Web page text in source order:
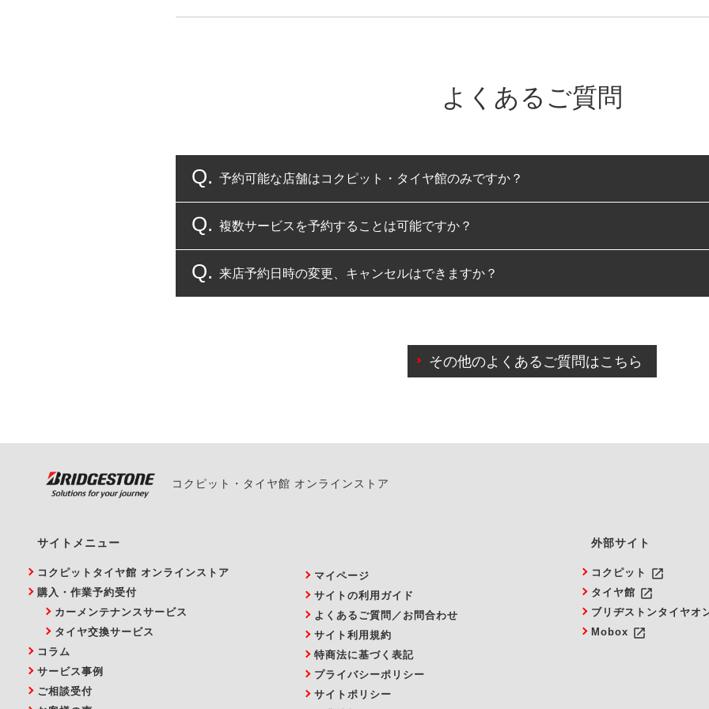
よくあるご質問
予約可能な店舗はコクピット・タイヤ館のみですか？
コクピット・タイヤ館のみとなります。
複数サービスを予約することは可能ですか？
複数サービスのご予約は可能です。
来店予約日時の変更、キャンセルはできますか？
また、やむを得ない事由によりご予約のキャンセルをご希望の際は、直接ご予約いた
その他のよくあるご質問はこちら
コクピット・タイヤ館 オンラインストア
サイトメニュー
コクピットタイヤ館 オンラインストア
購入・作業予約受付
カーメンテナンスサービス
タイヤ交換サービス
コラム
サービス事例
ご相談受付
マイページ
サイトの利用ガイド
よくあるご質問／お問合わせ
サイト利用規約
特商法に基づく表記
プライバシーポリシー
サイトポリシー
外部サイト
コクピット launch
タイヤ館 launch
ブリヂストンタイヤオ
Mobox launch